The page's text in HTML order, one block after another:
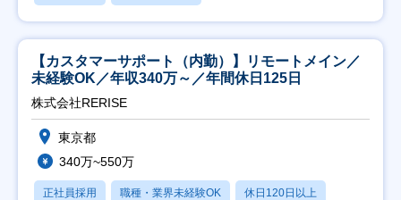
【カスタマーサポート（内勤）】リモートメイン／
未経験OK／年収340万～／年間休日125日
株式会社RERISE
東京都
340万~550万
正社員採用 職種・業界未経験OK 休日120日以上